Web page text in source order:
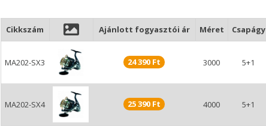
Cikkszám Ajánlott fogyasztói ár Méret Csapágy
MA202-SX3 24 390 Ft 3000 5+1
MA202-SX4 25 390 Ft 4000 5+1